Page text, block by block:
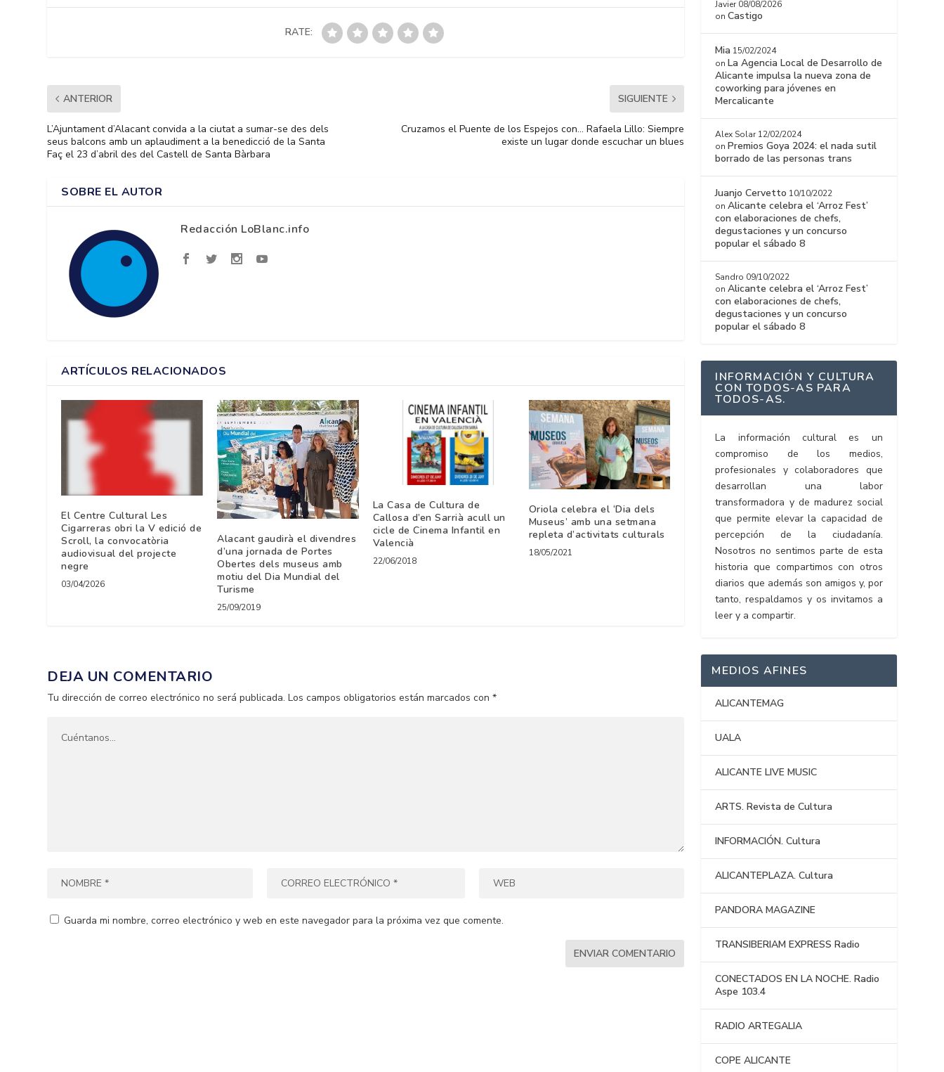
RATE:
ANTERIOR
L’Ajuntament d’Alacant convida a la ciutat a sumar-se des dels
seus balcons amb un aplaudiment a la benedicció de la Santa
Faç el 23 d’abril des del Castell de Santa Bàrbara
SIGUIENTE
Cruzamos el Puente de los Espejos con… Rafaela Lillo: Siempre
existe un lugar donde escuchar un blues
SOBRE EL AUTOR
Redacción LoBlanc.info
ARTÍCULOS RELACIONADOS
El Centre Cultural Les
Cigarreras obri la V edició de
Scroll, la convocatòria
audiovisual del projecte
negre
03/04/2026
Alacant gaudirà el divendres
d’una jornada de Portes
Obertes dels museus amb
motiu del Dia Mundial del
Turisme
25/09/2019
La Casa de Cultura de
Callosa d’en Sarrià acull un
cicle de Cinema Infantil en
Valencià
22/06/2018
Oriola celebra el ‘Dia dels
Museus’ amb una setmana
repleta d’activitats culturals
18/05/2021
DEJA UN COMENTARIO
Tu dirección de correo electrónico no será publicada. Los campos obligatorios están marcados con*
Guarda mi nombre, correo electrónico y web en este navegador para la próxima vez que comente.
Javier 08/08/2026
onCastigo
Mia 15/02/2024
on La Agencia Local de Desarrollo de
Alicante impulsa la nueva zona de
coworking para jóvenes en
Mercalicante
Alex Solar 12/02/2024
on Premios Goya 2024: el nada sutil
borrado de las personas trans
Juanjo Cervetto 10/10/2022
onAlicante celebra el ‘Arroz Fest’
con elaboraciones de chefs,
degustaciones y un concurso
popular el sábado 8
Sandro 09/10/2022
onAlicante celebra el ‘Arroz Fest’
con elaboraciones de chefs,
degustaciones y un concurso
popular el sábado 8
INFORMACIÓN Y CULTURA
CON TODOS-AS PARA
TODOS-AS.
La información cultural es un
compromiso de los medios,
profesionales y colaboradores que
desarrollan una labor
transformadora y de madurez social
que permite elevar la capacidad de
percepción de la ciudadanía.
Nosotros no sentimos parte de esta
historia que compartimos con otros
diarios que además son amigos y, por
tanto, respaldamos y os invitamos a
leer y a compartir.
MEDIOS AFINES
ALICANTEMAG
UALA
ALICANTE LIVE MUSIC
ARTS. Revista de Cultura
INFORMACIÓN. Cultura
ALICANTEPLAZA. Cultura
PANDORA MAGAZINE
TRANSIBERIAM EXPRESS Radio
CONECTADOS EN LA NOCHE. Radio
Aspe 103.4
RADIO ARTEGALIA
COPE ALICANTE